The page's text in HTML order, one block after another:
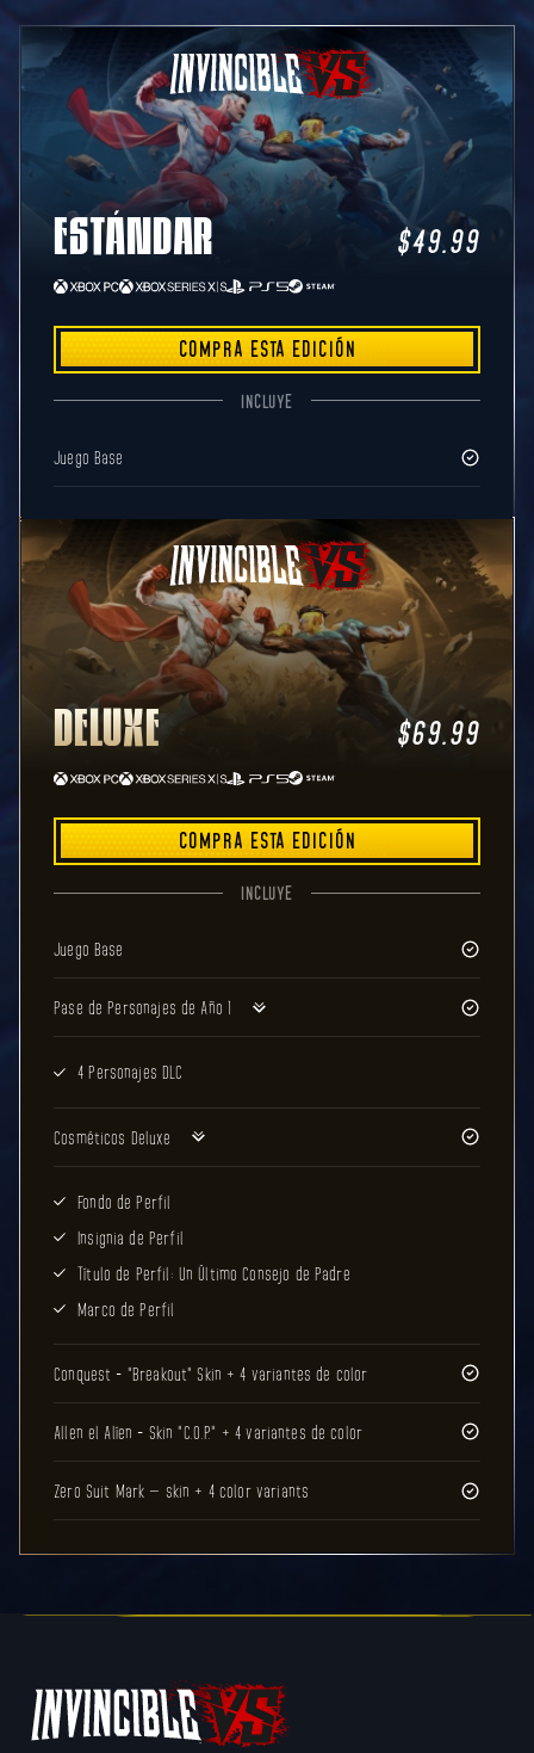
ESTÁNDAR $49.99
COMPRA ESTA EDICIÓN
INCLUYE
Juego Base
DELUXE $69.99
COMPRA ESTA EDICIÓN
INCLUYE
Juego Base
Pase de Personajes de Año 1
4 Personajes DLC
Cosméticos Deluxe
Fondo de Perfil
Insignia de Perfil
Título de Perfil: Un Último Consejo de Padre
Marco de Perfil
Conquest - "Breakout" Skin + 4 variantes de color
Allen el Alíen - Skin "C.O.P." + 4 variantes de color
Zero Suit Mark – skin + 4 color variants